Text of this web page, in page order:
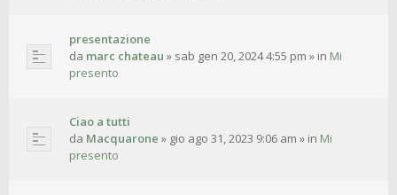
presentazione
da marc chateau » sab gen 20, 2024 4:55 pm » in Mi
presento
Ciao a tutti
da Macquarone » gio ago 31, 2023 9:06 am » in Mi
presento